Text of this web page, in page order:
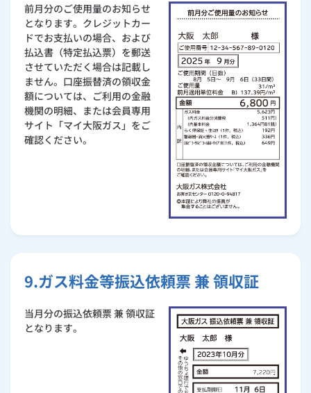
前月分のご使用量のお知らせ
となります。クレジットカー
ドでお支払いの場合、および
払込書（特定払込票）を郵送
させていただく場合は記載し
ません。口座振替済の領収金
額については、ご利用の金融
機関の明細、または会員専用
サイト「マイ大阪ガス」をご
確認ください。
9.ガス料金等振込依頼票 兼 領収証
当月分の振込依頼票 兼 領収証
となります。